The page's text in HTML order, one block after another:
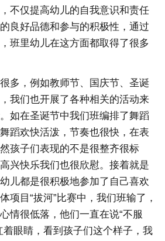
不仅提高幼儿的自我意识和责任
良好品德和参与的积极性，通过
班里幼儿在这方面都取得了很多
多，例如教师节、国庆节、圣诞
我们也开展了各种相关的活动来
如在圣诞节中我们班编排了舞蹈
蹈欢快活泼，节奏也很快，在表
孩子们表现的不是很整齐很标
兴快乐我们也很欣慰。接着就是
儿都是很积极地参加了自己喜欢
项目“拔河”比赛中，我们班输了，
情很低落，他们一直在说“不服
着眼睛，看到孩子们这个样子，我